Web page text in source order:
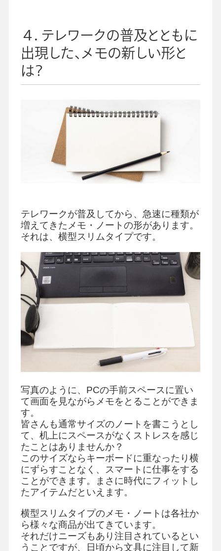
４．テレワークの普及とともに
出現した、メモの新しい形と
は？
テレワークが普及してから、急速に種類が
増えてきたメモ・ノートの形があります。
それは、横型スリムタイプです。
写真のように、PCの手前スペースに置い
て画面を見ながらメモをとることができま
す。
皆さんも通常サイズのノートを書こうとし
て、机上にスペースがなくストレスを感じ
たことはありませんか？
このサイズならキーボードに重なったり横
にずらすことなく、スマートに仕事をする
ことができます。まさに時代にフィットし
たアイテムだといえます。
横型スリムタイプのメモ・ノートは各社か
ら様々な商品が出てきています。
それだけニーズもあり注目されているとい
うことですが、日頃から文具に注目して新